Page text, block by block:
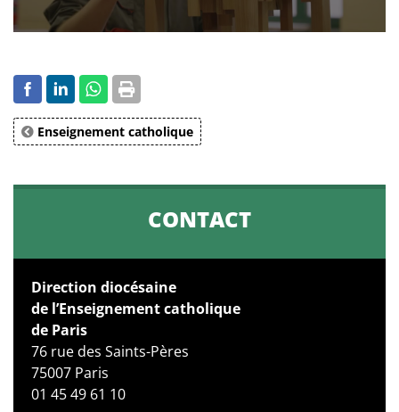
Enseignement catholique
CONTACT
Direction diocésaine
de l’Enseignement catholique
de Paris
76 rue des Saints-Pères
75007 Paris
01 45 49 61 10